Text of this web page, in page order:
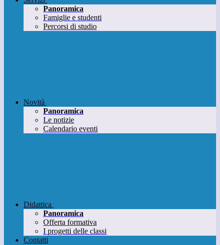
Panoramica
Famiglie e studenti
Percorsi di studio
Novità
Panoramica
Le notizie
Calendario eventi
Didattica
Panoramica
Offerta formativa
I progetti delle classi
Contatti